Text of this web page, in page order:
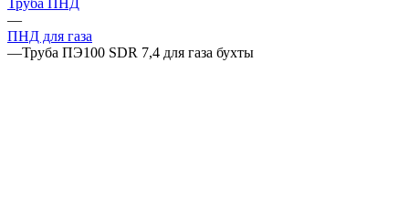
—
ПНД для газа
—Труба ПЭ100 SDR 7,4 для газа бухты